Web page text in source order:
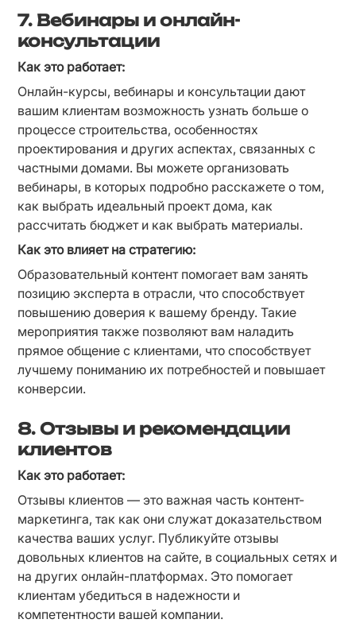
7. Вебинары и онлайн-
консультации
Как это работает:
Онлайн-курсы, вебинары и консультации дают
вашим клиентам возможность узнать больше о
процессе строительства, особенностях
проектирования и других аспектах, связанных с
частными домами. Вы можете организовать
вебинары, в которых подробно расскажете о том,
как выбрать идеальный проект дома, как
рассчитать бюджет и как выбрать материалы.
Как это влияет на стратегию:
Образовательный контент помогает вам занять
позицию эксперта в отрасли, что способствует
повышению доверия к вашему бренду. Такие
мероприятия также позволяют вам наладить
прямое общение с клиентами, что способствует
лучшему пониманию их потребностей и повышает
конверсии.
8. Отзывы и рекомендации
клиентов
Как это работает:
Отзывы клиентов — это важная часть контент-
маркетинга, так как они служат доказательством
качества ваших услуг. Публикуйте отзывы
довольных клиентов на сайте, в социальных сетях и
на других онлайн-платформах. Это помогает
клиентам убедиться в надежности и
компетентности вашей компании.